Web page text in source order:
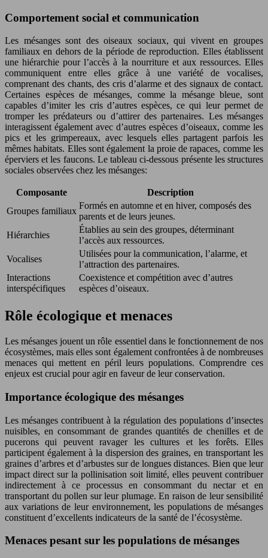
Comportement social et communication
Les mésanges sont des oiseaux sociaux, qui vivent en groupes
familiaux en dehors de la période de reproduction. Elles établissent
une hiérarchie pour l’accès à la nourriture et aux ressources. Elles
communiquent entre elles grâce à une variété de vocalises,
comprenant des chants, des cris d’alarme et des signaux de contact.
Certaines espèces de mésanges, comme la mésange bleue, sont
capables d’imiter les cris d’autres espèces, ce qui leur permet de
tromper les prédateurs ou d’attirer des partenaires. Les mésanges
interagissent également avec d’autres espèces d’oiseaux, comme les
pics et les grimpereaux, avec lesquels elles partagent parfois les
mêmes habitats. Elles sont également la proie de rapaces, comme les
éperviers et les faucons. Le tableau ci-dessous présente les structures
sociales observées chez les mésanges:
Composante
Description
Groupes familiaux
Formés en automne et en hiver, composés des
parents et de leurs jeunes.
Hiérarchies
Établies au sein des groupes, déterminant
l’accès aux ressources.
Vocalises
Utilisées pour la communication, l’alarme, et
l’attraction des partenaires.
Interactions
interspécifiques
Coexistence et compétition avec d’autres
espèces d’oiseaux.
Rôle écologique et menaces
Les mésanges jouent un rôle essentiel dans le fonctionnement de nos
écosystèmes, mais elles sont également confrontées à de nombreuses
menaces qui mettent en péril leurs populations. Comprendre ces
enjeux est crucial pour agir en faveur de leur conservation.
Importance écologique des mésanges
Les mésanges contribuent à la régulation des populations d’insectes
nuisibles, en consommant de grandes quantités de chenilles et de
pucerons qui peuvent ravager les cultures et les forêts. Elles
participent également à la dispersion des graines, en transportant les
graines d’arbres et d’arbustes sur de longues distances. Bien que leur
impact direct sur la pollinisation soit limité, elles peuvent contribuer
indirectement à ce processus en consommant du nectar et en
transportant du pollen sur leur plumage. En raison de leur sensibilité
aux variations de leur environnement, les populations de mésanges
constituent d’excellents indicateurs de la santé de l’écosystème.
Menaces pesant sur les populations de mésanges